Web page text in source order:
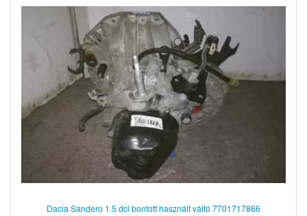
Dacia Sandero 1.5 dci bontott használt váltó 7701717866